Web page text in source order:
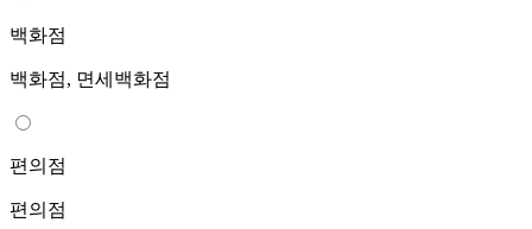
백화점
백화점, 면세백화점
편의점
편의점